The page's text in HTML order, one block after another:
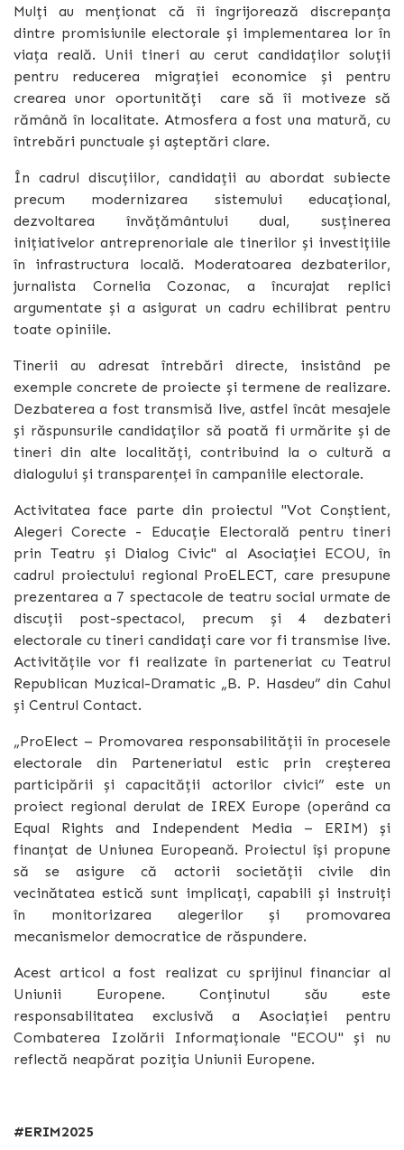
Mulți au menționat că îi îngrijorează discrepanța
dintre promisiunile electorale și implementarea lor în
viața reală. Unii tineri au cerut candidaților soluții
pentru reducerea migrației economice și pentru
crearea unor oportunități care să îi motiveze să
rămână în localitate. Atmosfera a fost una matură, cu
întrebări punctuale și așteptări clare.
În cadrul discuțiilor, candidații au abordat subiecte
precum modernizarea sistemului educațional,
dezvoltarea învățământului dual, susținerea
inițiativelor antreprenoriale ale tinerilor și investițiile
în infrastructura locală. Moderatoarea dezbaterilor,
jurnalista Cornelia Cozonac, a încurajat replici
argumentate și a asigurat un cadru echilibrat pentru
toate opiniile.
Tinerii au adresat întrebări directe, insistând pe
exemple concrete de proiecte și termene de realizare.
Dezbaterea a fost transmisă live, astfel încât mesajele
și răspunsurile candidaților să poată fi urmărite și de
tineri din alte localități, contribuind la o cultură a
dialogului și transparenței în campaniile electorale.
Activitatea face parte din proiectul "Vot Conștient,
Alegeri Corecte - Educație Electorală pentru tineri
prin Teatru și Dialog Civic" al Asociației ECOU, în
cadrul proiectului regional ProELECT, care presupune
prezentarea a 7 spectacole de teatru social urmate de
discuții post-spectacol, precum și 4 dezbateri
electorale cu tineri candidați care vor fi transmise live.
Activitățile vor fi realizate în parteneriat cu Teatrul
Republican Muzical-Dramatic „B. P. Hasdeu” din Cahul
și Centrul Contact.
„ProElect – Promovarea responsabilității în procesele
electorale din Parteneriatul estic prin creșterea
participării și capacității actorilor civici” este un
proiect regional derulat de IREX Europe (operând ca
Equal Rights and Independent Media – ERIM) și
finanțat de Uniunea Europeană. Proiectul își propune
să se asigure că actorii societății civile din
vecinătatea estică sunt implicați, capabili și instruiți
în monitorizarea alegerilor și promovarea
mecanismelor democratice de răspundere.
Acest articol a fost realizat cu sprijinul financiar al
Uniunii Europene. Conținutul său este
responsabilitatea exclusivă a Asociației pentru
Combaterea Izolării Informaționale "ECOU" și nu
reflectă neapărat poziția Uniunii Europene.
#ERIM2025